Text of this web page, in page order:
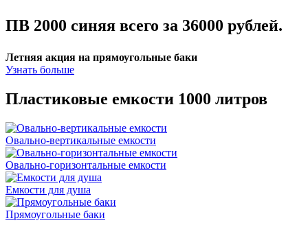
ПВ 2000 синяя всего за 36000 рублей.
Летняя акция на прямоугольные баки
Узнать больше
Пластиковые емкости 1000 литров
Овально-вертикальные емкости
Овально-горизонтальные емкости
Емкости для душа
Прямоугольные баки